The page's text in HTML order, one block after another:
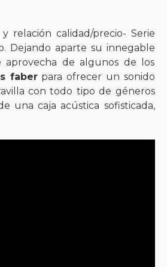
relación calidad/precio- Serie
Dejando aparte su innegable
aprovecha de algunos de los
faberpara ofrecer un sonido
con todo tipo de géneros
una caja acústica sofisticada,